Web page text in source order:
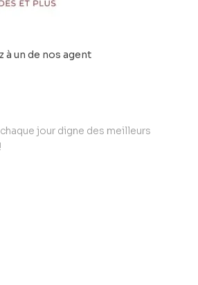
à un de nos agent
jour digne des meilleurs